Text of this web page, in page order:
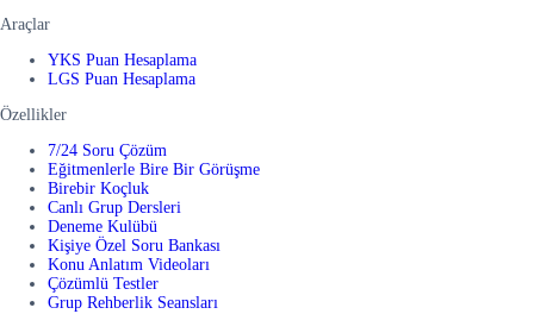
Araçlar
YKS Puan Hesaplama
LGS Puan Hesaplama
Özellikler
7/24 Soru Çözüm
Eğitmenlerle Bire Bir Görüşme
Birebir Koçluk
Canlı Grup Dersleri
Deneme Kulübü
Kişiye Özel Soru Bankası
Konu Anlatım Videoları
Çözümlü Testler
Grup Rehberlik Seansları